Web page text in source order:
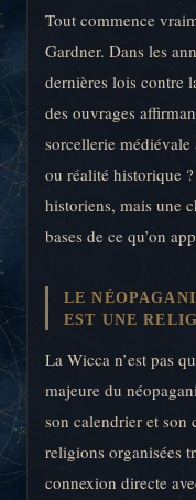
Tout commence
Gardner. Dans les
dernières lois contre
des ouvrages
sorcellerie médiévale
ou réalité historique
historiens, mais une
bases de ce qu’on
LE
EST UNE
La Wicca n’est pas
majeure du
son calendrier et son
religions organisées
connexion directe